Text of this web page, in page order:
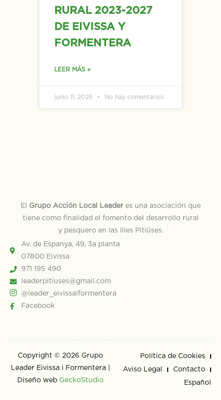
RURAL 2023-2027
DE EIVISSA Y
FORMENTERA
LEER MÁS »
junio 11, 2026 No hay comentarios
El Grupo Acción Local Leaderes una asociación que
tiene como finalidad el fomento del desarrollo rural
y pesquero en las Illes Pitiüses.
Av. de Espanya, 49, 3a planta
07800 Eivissa
971 195 490
leaderpitiuses@gmail.com
@leader_eivissaiformentera
Facebook
Copyright © 2026 Grupo
Leader Eivissa i Formentera |
Diseño web GeckoStudio
Política de Cookies
Aviso Legal
Contacto
Español